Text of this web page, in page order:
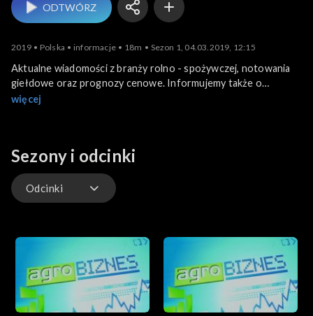
ODTWÓRZ
2019 Polska informacje 18m Sezon 1, 04.03.2019, 12:15
Aktualne wiadomości z branży rolno - spożywczej, notowania
giełdowe oraz prognozy cenowe. Informujemy także o
krajowych i zagranicznych wydarzeniach związanych z
więcej
Sezony i odcinki
Odcinki